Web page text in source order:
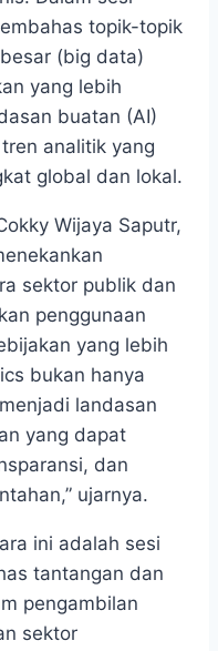
topik-topik
(big data)
yang lebih
buatan (AI)
analitik yang
global dan lokal.
Wijaya Saputr,
sektor publik dan
penggunaan
yang lebih
bukan hanya
landasan
yang dapat
dan
ujarnya.
ini adalah sesi
tantangan dan
pengambilan
sektor